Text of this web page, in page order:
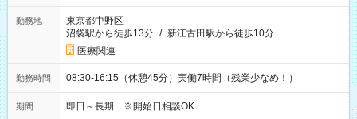
勤務地
東京都中野区
沼袋駅から徒歩13分 / 新江古田駅から徒歩10分
医療関連
勤務時間 08:30-16:15（休憩45分）実働7時間（残業少なめ！）
期間 即日～長期 ※開始日相談OK